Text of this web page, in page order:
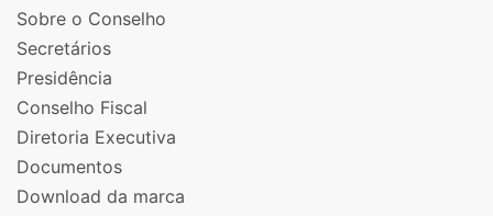
Sobre o Conselho
Secretários
Presidência
Conselho Fiscal
Diretoria Executiva
Documentos
Download da marca